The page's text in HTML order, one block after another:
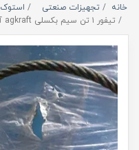
خانه تجهیزات صنعتی
استوک
تیفور ۱ تن سیم بکسلی agkraft آلمان اصلی مدل T7-DBP استوک